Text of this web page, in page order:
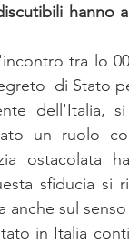
hanno
tra lo
di Stato
dell'Italia,
un ruolo
ostacolata
sfiducia si
sul
in Italia